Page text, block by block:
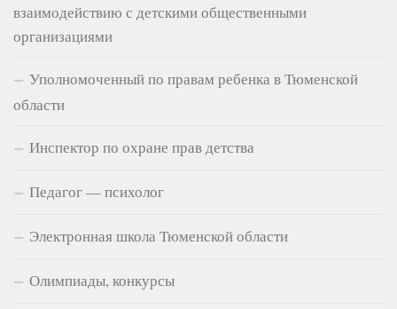
взаимодействию с детскими общественными
организациями
Уполномоченный по правам ребенка в Тюменской
области
Инспектор по охране прав детства
Педагог — психолог
Электронная школа Тюменской области
Олимпиады, конкурсы